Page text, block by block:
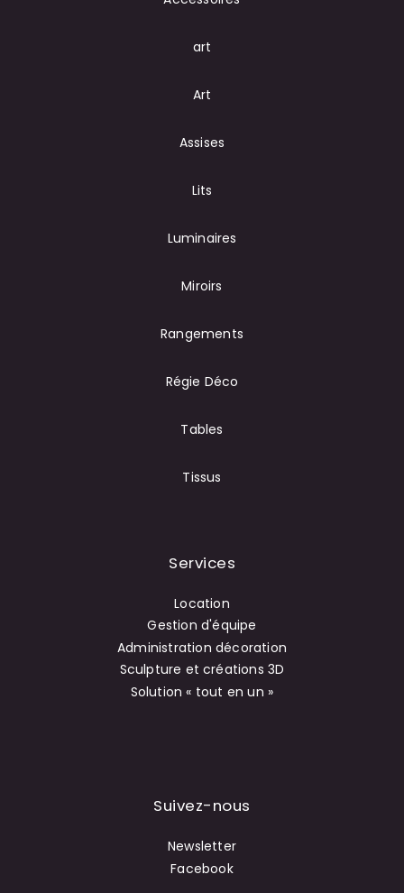
art
Art
Assises
Lits
Luminaires
Miroirs
Rangements
Régie Déco
Tables
Tissus
Services
Location
Gestion d'équipe
Administration décoration
Sculpture et créations 3D
Solution « tout en un »
Suivez-nous
Newsletter
Facebook